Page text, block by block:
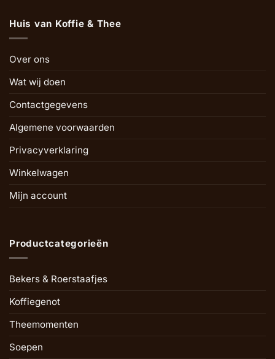
Huis van Koffie & Thee
Over ons
Wat wij doen
Contactgegevens
Algemene voorwaarden
Privacyverklaring
Winkelwagen
Mijn account
Productcategorieën
Bekers & Roerstaafjes
Koffiegenot
Theemomenten
Soepen